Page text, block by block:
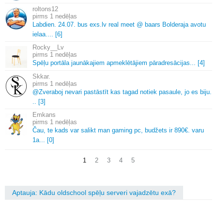
roltons12
1 nedēļas
Labdien. 24.07. bus exs. lv real meet @ baars Bolderaja avotu
ielaa.... [6]
Rocky__Lv
1 nedēļas
Spēļu portāla jaunākajiem apmeklētājiem pāradresācijas... [4]
Skkar.
1 nedēļas
@Zveraboj nevari pastāstīt kas tagad notiek pasaule, jo es biju.
.. [3]
Emkans
1 nedēļas
Čau, te kads var salikt man gaming pc, budžets ir 890€. varu
1a... [0]
1 2 3 4 5
Aptauja: Kādu oldschool spēļu serveri vajadzētu exā?